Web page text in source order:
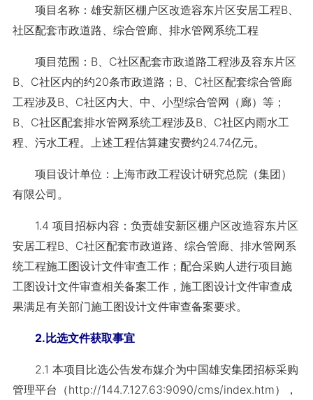
项目名称：雄安新区棚户区改造容东片区安居工程B、
社区配套市政道路、综合管廊、排水管网系统工程
项目范围：B、C社区配套市政道路工程涉及容东片区
B、C社区内的约20条市政道路；B、C社区配套综合管廊
工程涉及B、C社区内大、中、小型综合管网（廊）等；
B、C社区配套排水管网系统工程涉及B、C社区内雨水工
程、污水工程。上述工程估算建安费约24.74亿元。
项目设计单位：上海市政工程设计研究总院（集团）
有限公司。
1.4 项目招标内容：负责雄安新区棚户区改造容东片区
安居工程B、C社区配套市政道路、综合管廊、排水管网系
统工程施工图设计文件审查工作；配合采购人进行项目施
工图设计文件审查相关备案工作，施工图设计文件审查成
果满足有关部门施工图设计文件审查备案要求。
2.比选文件获取事宜
2.1 本项目比选公告发布媒介为中国雄安集团招标采购
管理平台 （http://144.7.127.63:9090/cms/index.htm），